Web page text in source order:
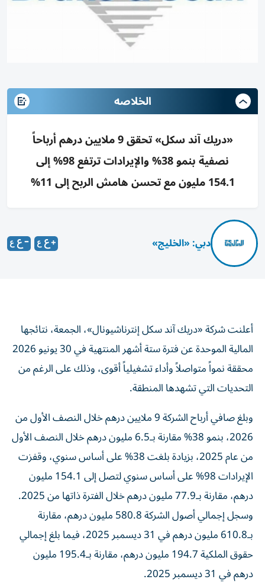
الخلاصه
«دريك آند سكل» تحقق 9 ملايين درهم أرباحاً
نصفية بنمو 38% والإيرادات ترتفع 98% إلى
154.1 مليون مع تحسن هامش الربح إلى 11%
دبي: «الخليج»
أعلنت شركة «دريك آند سكل إنترناشيونال»، الجمعة، نتائجها
المالية الموحدة عن فترة ستة أشهر المنتهية في 30 يونيو 2026
محققة نمواً متواصلاً وأداء تشغيلياً أقوى، وذلك على الرغم من
التحديات التي تشهدها المنطقة.
وبلغ صافي أرباح الشركة 9 ملايين درهم خلال النصف الأول من
2026، بنمو 38% مقارنة بـ6.5 مليون درهم خلال النصف الأول
من عام 2025، بزيادة بلغت 38% على أساس سنوي، وقفزت
الإيرادات 98% على أساس سنوي لتصل إلى 154.1 مليون
درهم، مقارنة بـ77.9 مليون درهم خلال الفترة ذاتها من 2025.
وسجل إجمالي أصول الشركة 580.8 مليون درهم، مقارنة
بـ610.8 مليون درهم في 31 ديسمبر 2025، فيما بلغ إجمالي
حقوق الملكية 194.7 مليون درهم، مقارنة بـ195.4 مليون
درهم في 31 ديسمبر 2025.